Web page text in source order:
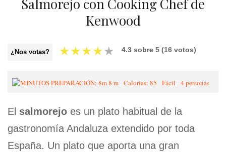
Salmorejo con Cooking Chef de
Kenwood
¿Nos votas? ★★★★★ 4.3 sobre 5 (16 votos)
8 m Calorias: 85 Fácil 4 personas
El salmorejo es un plato habitual de la
gastronomía Andaluza extendido por toda
España. Un plato que aporta una gran